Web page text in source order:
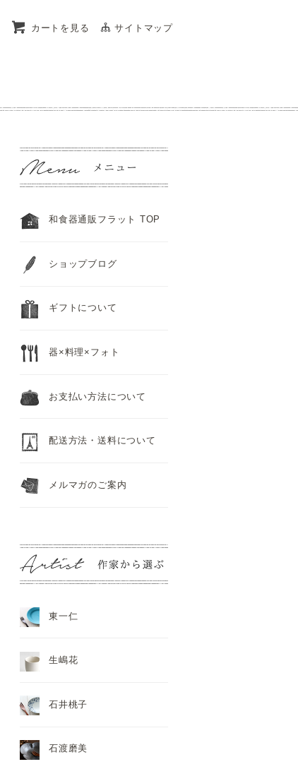
カートを見る サイトマップ
和食器通販フラット TOP
ショップブログ
ギフトについて
器×料理×フォト
お支払い方法について
配送方法・送料について
メルマガのご案内
東一仁
生嶋花
石井桃子
石渡磨美